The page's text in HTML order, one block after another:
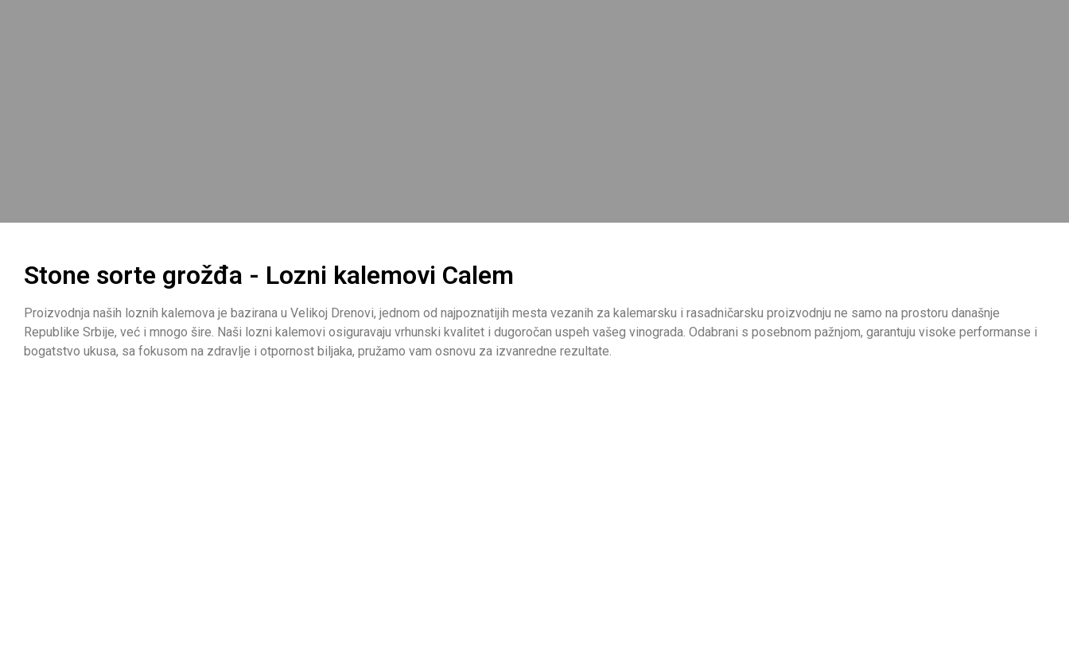
Stone sorte grožđa - Lozni kalemovi Calem
Proizvodnja naših loznih kalemova je bazirana u Velikoj Drenovi, jednom od najpoznatijih mesta vezanih za kalemarsku i rasadničarsku proizvodnju ne samo na prostoru današnje
Republike Srbije, već i mnogo šire. Naši lozni kalemovi osiguravaju vrhunski kvalitet i dugoročan uspeh vašeg vinograda. Odabrani s posebnom pažnjom, garantuju visoke performanse i
bogatstvo ukusa, sa fokusom na zdravlje i otpornost biljaka, pružamo vam osnovu za izvanredne rezultate.